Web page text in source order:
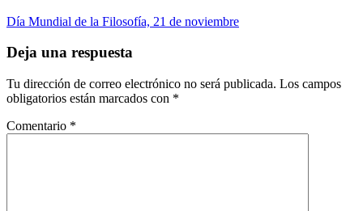
Día Mundial de la Filosofía, 21 de noviembre
Deja una respuesta
Tu dirección de correo electrónico no será publicada. Los campos
obligatorios están marcados con *
Comentario *